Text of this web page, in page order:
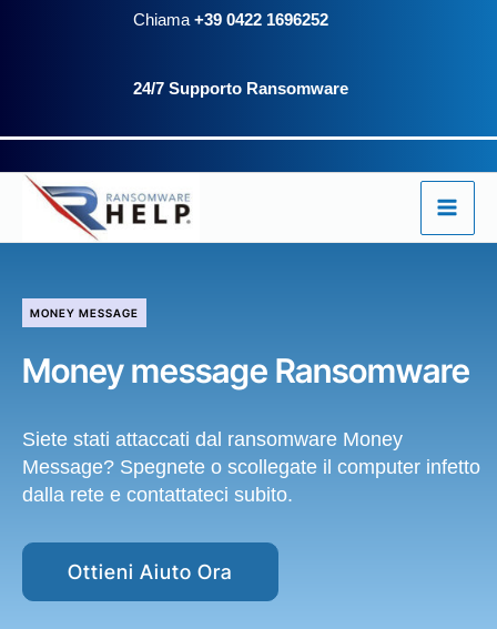
Chiama +39 0422 1696252
24/7 Supporto Ransomware
MONEY MESSAGE
Money message Ransomware
Siete stati attaccati dal ransomware Money
Message? Spegnete o scollegate il computer infetto
dalla rete e contattateci subito.
Ottieni Aiuto Ora